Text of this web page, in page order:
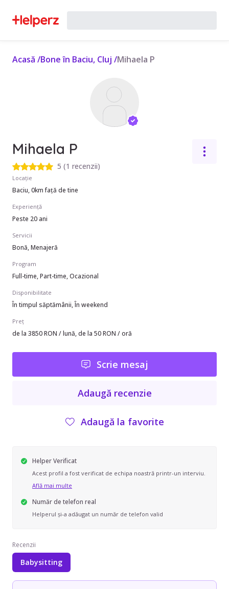
Acasă /Bone în Baciu, Cluj /Mihaela P
Mihaela P
5 (1 recenzii)
Locație
Baciu, 0km față de tine
Experiență
Peste 20 ani
Servicii
Bonă, Menajeră
Program
Full-time, Part-time, Ocazional
Disponibilitate
În timpul săptămânii, În weekend
Preț
de la 3850 RON / lună, de la 50 RON / oră
Scrie mesaj
Adaugă recenzie
Adaugă la favorite
Helper Verificat
Acest profil a fost verificat de echipa noastră printr-un interviu.
Află mai multe
Număr de telefon real
Helperul și-a adăugat un număr de telefon valid
Recenzii
Babysitting